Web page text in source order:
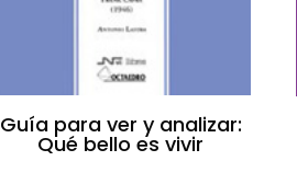
Guía para ver y analizar:
Qué bello es vivir